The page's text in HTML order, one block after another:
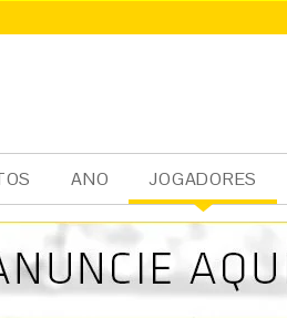
ANO JOGADORES
cia
l